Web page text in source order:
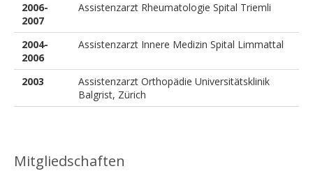
2006-
2007
Assistenzarzt Rheumatologie Spital Triemli
2004-
2006
Assistenzarzt Innere Medizin Spital Limmattal
2003
Assistenzarzt Orthopädie Universitätsklinik
Balgrist, Zürich
Mitgliedschaften